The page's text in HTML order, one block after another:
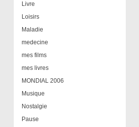
Livre
Loisirs
Maladie
medecine
mes films
mes livres
MONDIAL 2006
Musique
Nostalgie
Pause